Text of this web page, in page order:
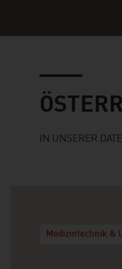
IN UNSERER
Medizintechnik &